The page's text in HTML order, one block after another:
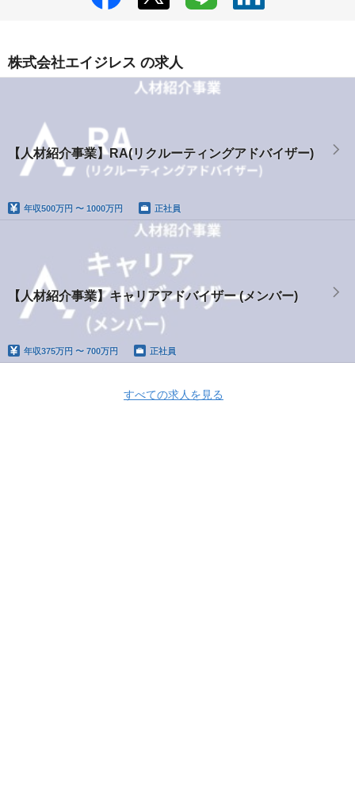
株式会社エイジレス の求人
【人材紹介事業】RA(リクルーティングアドバイザー)
年収500万円 〜 1000万円 正社員
【人材紹介事業】キャリアアドバイザー (メンバー)
年収375万円 〜 700万円 正社員
すべての求人を見る